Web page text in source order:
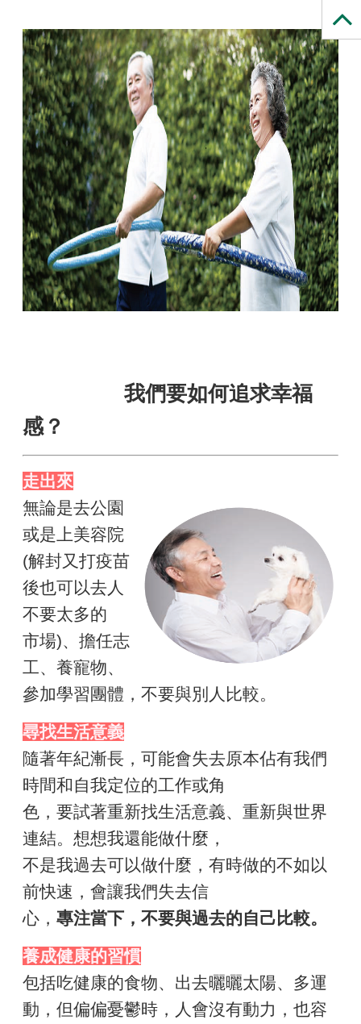
我們要如何追求幸福
感？
走出來
無論是去公園
或是上美容院
(解封又打疫苗
後也可以去人
不要太多的
市場)、擔任志
工、養寵物、
參加學習團體，不要與別人比較。
尋找生活意義
隨著年紀漸長，可能會失去原本佔有我們
時間和自我定位的工作或角
色，要試著重新找生活意義、重新與世界
連結。想想我還能做什麼，
不是我過去可以做什麼，有時做的不如以
前快速，會讓我們失去信
心， 專注當下，不要與過去的自己比較。
養成健康的習慣
包括吃健康的食物、出去曬曬太陽、多運
動，但偏偏憂鬱時，人會沒有動力，也容